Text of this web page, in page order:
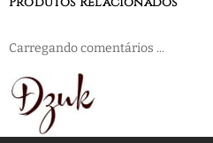
Carregando comentários ...